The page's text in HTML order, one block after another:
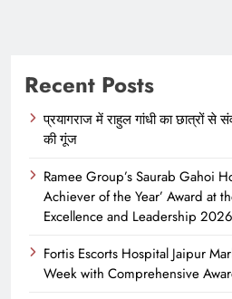
Recent Posts
प्रयागराज में राहुल गांधी का छात्रों
की गूंज
Ramee Group’s Saurab Gahoi
Achiever of the Year’ Award at
Excellence and Leadership 2026
Fortis Escorts Hospital Jaipur
Week with Comprehensive